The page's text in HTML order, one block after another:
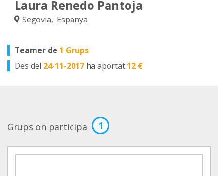
Laura Renedo Pantoja
Segovia, Espanya
Teamer de 1 Grups
Des del 24-11-2017 ha aportat 12 €
Grups on participa 1